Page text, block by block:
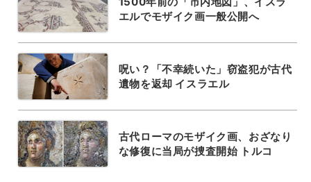
エルでモザイク画一般公開へ
呪い？「不幸続いた」窃盗犯が古代
遺物を返却 イスラエル
古代ローマのモザイク画、おざなり
な修復に当局が捜査開始 トルコ